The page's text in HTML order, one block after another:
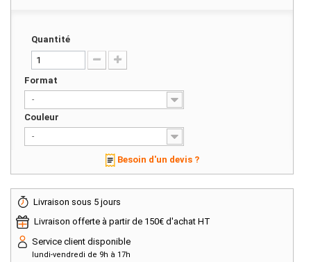
Quantité
Format
-
Couleur
-
Besoin d'un devis ?
Livraison sous 5 jours
Livraison offerte à partir de 150€ d'achat HT
Service client disponible
lundi-vendredi de 9h à 17h